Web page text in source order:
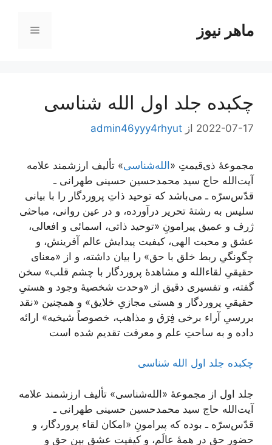
محتواماهر نیوز فهرست
چکبده جلد اول الله شناسی
2022-07-17 از admin46yyy4rhyut
مجموعۀ ذی‌قیمتِ «الله‌شناسی» تألیف ارزشمند علامه
آیت‌الله حاج سید محمد‌حسین حسینی طهرانی ـ
قدّس‌سرّه ـ می‌باشد که توحید ذاتِ پروردگار را با بیانی
سلیس به رشتۀ تحریر درآورده، و در عین روانی، مباحثی
ژرف و عمیق پیرامونِ «توحید ذاتی، اسمائی و افعالی،
عشق و محبت الهی، کیفیت پیدایش عالم آفرینش، و
چگونگیِ ربط خلق با حق» را بیان داشته، و از «معنای
حقیقیِ لقاء‌الله و مشاهدۀ پروردگار با چشم قلب» سخن
گفته، و تفسیری دقیق از «وحدت شخصیۀ وجود و هستیِ
حقیقیِ پروردگار و هستی مجازیِ خلایق» و همچنین «نقد
بررسیِ آراء برخی فِرَق و مذاهب، خصوصاً شیخیه» ارائه
داده و به ساحتِ علم و معرفت تقدیم شده است
چکبده جلد اول الله شناسی
جلد اول از مجموعۀ «الله‌شناسی» تألیف ارزشمند علامه
آیت‌الله حاج سید محمد‌حسین حسینی طهرانی ـ
قدّس‌سرّه ـ بوده که پیرامونِ «امکان لقاء پروردگار، و
حضور حق در همۀ عالَم، و کیفیت عشق بین حق و